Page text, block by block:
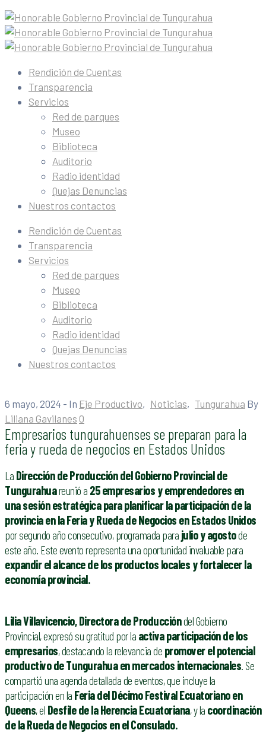
Rendición de Cuentas
Transparencia
Servicios
Red de parques
Museo
Biblioteca
Auditorio
Radio identidad
Quejas Denuncias
Nuestros contactos
Rendición de Cuentas
Transparencia
Servicios
Red de parques
Museo
Biblioteca
Auditorio
Radio identidad
Quejas Denuncias
Nuestros contactos
6 mayo, 2024 - In Eje Productivo‚ Noticias‚ Tungurahua By
Liliana Gavilanes 0
Empresarios tungurahuenses se preparan para la
feria y rueda de negocios en Estados Unidos
La Dirección de Producción del Gobierno Provincial de
Tungurahuareunió a 25 empresarios y emprendedores en
una sesión estratégica para planificar la participación de la
provincia en la Feria y Rueda de Negocios en Estados Unidos
por segundo año consecutivo, programada para julio y agostode
este año. Este evento representa una oportunidad invaluable para
expandir el alcance de los productos locales y fortalecer la
economía provincial.
Lilia Villavicencio, Directora de Produccióndel Gobierno
Provincial, expresó su gratitud por la activa participación de los
empresarios, destacando la relevancia de promover el potencial
productivo de Tungurahua en mercados internacionales. Se
compartió una agenda detallada de eventos, que incluye la
participación en la Feria del Décimo Festival Ecuatoriano en
Queens, el Desfile de la Herencia Ecuatoriana, y la coordinación
de la Rueda de Negocios en el Consulado.